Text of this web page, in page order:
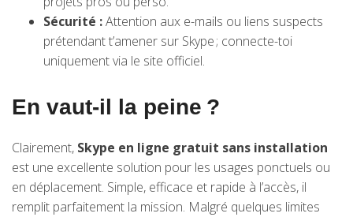
Sécurité :Attention aux e-mails ou liens suspects
prétendant t’amener sur Skype ; connecte-toi
uniquement via le site officiel.
En vaut-il la peine ?
Clairement, Skype en ligne gratuit sans installation
est une excellente solution pour les usages ponctuels ou
en déplacement. Simple, efficace et rapide à l’accès, il
remplit parfaitement la mission. Malgré quelques limites